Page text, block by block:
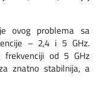
ovog problema sa
– 2,4 i 5 GHz.
frekvenciji od 5 GHz
znatno stabilnija, a